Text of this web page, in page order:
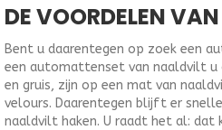
DE VOORDELEN
Bent u daarentegen op zoek een
een automattenset van naaldvilt u
en gruis, zijn op een mat van
velours. Daarentegen blijft er
naaldvilt haken. U raadt het al: dat